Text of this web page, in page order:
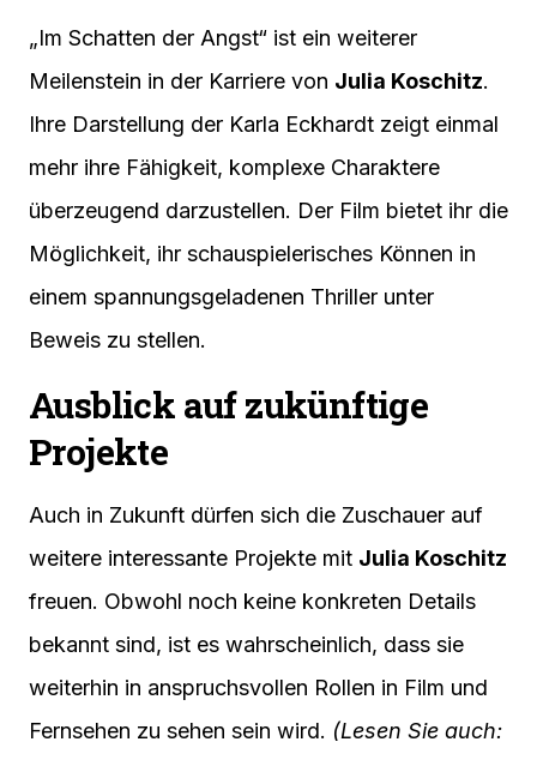
„Im Schatten der Angst“ ist ein weiterer
Meilenstein in der Karriere von Julia Koschitz.
Ihre Darstellung der Karla Eckhardt zeigt einmal
mehr ihre Fähigkeit, komplexe Charaktere
überzeugend darzustellen. Der Film bietet ihr die
Möglichkeit, ihr schauspielerisches Können in
einem spannungsgeladenen Thriller unter
Beweis zu stellen.
Ausblick auf zukünftige
Projekte
Auch in Zukunft dürfen sich die Zuschauer auf
weitere interessante Projekte mit Julia Koschitz
freuen. Obwohl noch keine konkreten Details
bekannt sind, ist es wahrscheinlich, dass sie
weiterhin in anspruchsvollen Rollen in Film und
Fernsehen zu sehen sein wird. (Lesen Sie auch: